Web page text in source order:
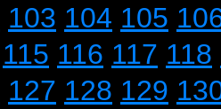
103 104 105
115 116 117 118
127 128 129